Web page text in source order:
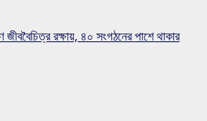
জীববৈচিত্র রক্ষায়, ৪০ সংগঠনের পাশে থাকার